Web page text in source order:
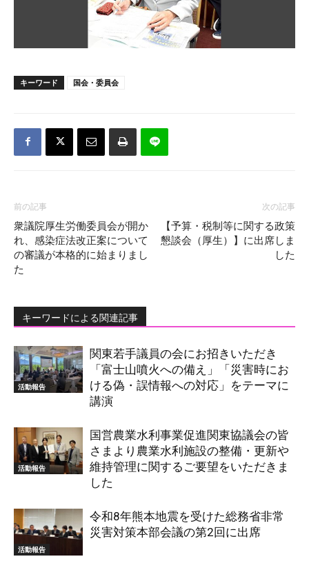
キーワード 国会・委員会
前の記事
衆議院厚生労働委員会が開か
れ、感染症法改正案について
の審議が本格的に始まりまし
た
次の記事
【予算・税制等に関する政策
懇談会（厚生）】に出席しま
した
キーワードによる関連記事
活動報告
関東若手議員の会にお招きいただき
「富士山噴火への備え」「災害時にお
ける偽・誤情報への対応」をテーマに
講演
活動報告
国営農業水利事業促進関東協議会の皆
さまより農業水利施設の整備・更新や
維持管理に関するご要望をいただきま
した
活動報告
令和8年熊本地震を受けた総務省非常
災害対策本部会議の第2回に出席